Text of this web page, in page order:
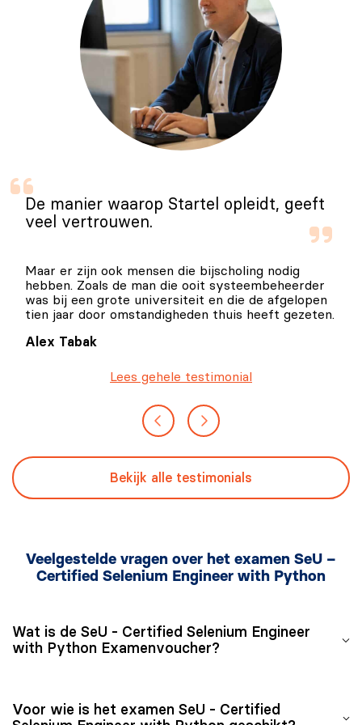
De manier waarop Startel opleidt, geeft
veel vertrouwen.
Maar er zijn ook mensen die bijscholing nodig
hebben. Zoals de man die ooit systeembeheerder
was bij een grote universiteit en die de afgelopen
tien jaar door omstandigheden thuis heeft gezeten.
Alex Tabak
Lees gehele testimonial
Bekijk alle testimonials
Veelgestelde vragen over het examen SeU –
Certified Selenium Engineer with Python
Wat is de SeU - Certified Selenium Engineer
with Python Examenvoucher?
Examenvoucher geeft jou toegang tot het officiële
Voor wie is het examen SeU - Certified